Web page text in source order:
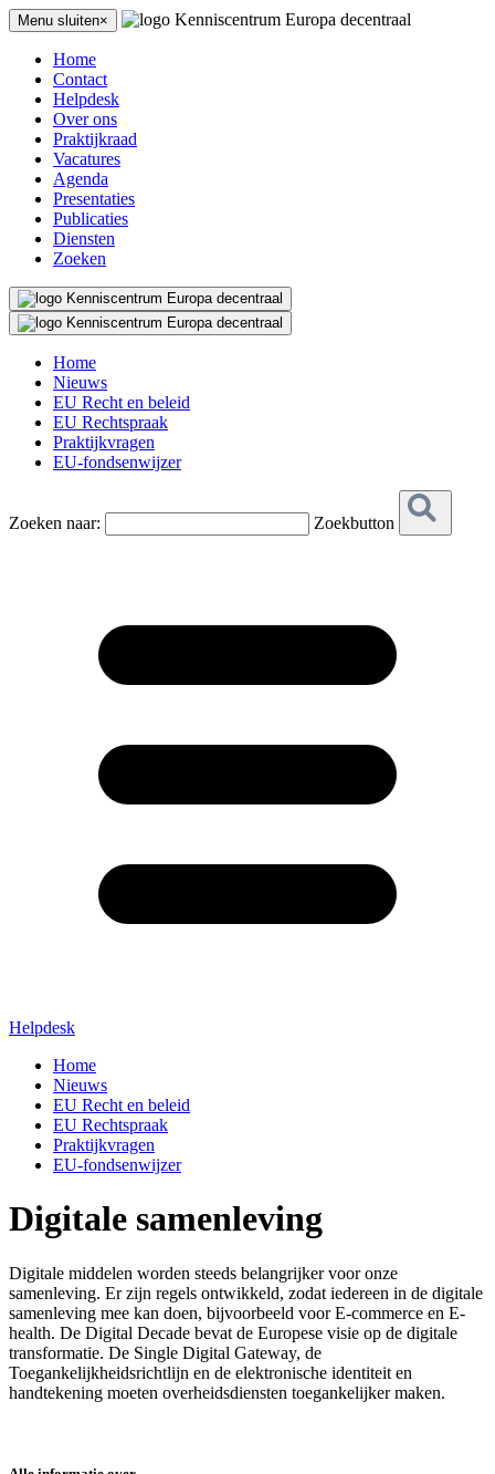
Menu sluiten×
Home
Contact
Helpdesk
Over ons
Praktijkraad
Vacatures
Agenda
Presentaties
Publicaties
Diensten
Zoeken
Home
Nieuws
EU Recht en beleid
EU Rechtspraak
Praktijkvragen
EU-fondsenwijzer
Zoeken naar: Zoekbutton
Helpdesk
Home
Nieuws
EU Recht en beleid
EU Rechtspraak
Praktijkvragen
EU-fondsenwijzer
Digitale samenleving
Digitale middelen worden steeds belangrijker voor onze
samenleving. Er zijn regels ontwikkeld, zodat iedereen in de digitale
samenleving mee kan doen, bijvoorbeeld voor E-commerce en E-
health. De Digital Decade bevat de Europese visie op de digitale
transformatie. De Single Digital Gateway, de
Toegankelijkheidsrichtlijn en de elektronische identiteit en
handtekening moeten overheidsdiensten toegankelijker maken.